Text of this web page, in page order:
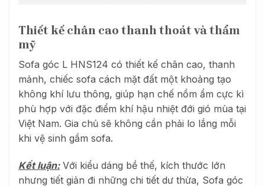
Thiết kế chân cao thanh thoát và thẩm
mỹ
Sofa góc L HNS124 có thiết kế chân cao, thanh
mảnh, chiếc sofa cách mặt đất một khoảng tạo
không khí lưu thông, giúp hạn chế nồm ẩm cực kì
phù hợp với đặc điểm khí hậu nhiệt đới gió mùa tại
Việt Nam. Gia chủ sẽ không cần phải lo lắng mỗi
khi vệ sinh gầm sofa.
Kết luận: Với kiểu dáng bề thế, kích thước lớn
nhưng tiết giản đi những chi tiết dư thừa, Sofa góc